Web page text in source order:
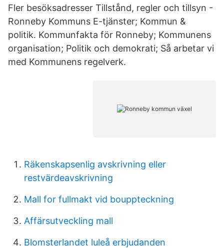
Fler besöksadresser Tillstånd, regler och tillsyn -
Ronneby Kommuns E-tjänster; Kommun &
politik. Kommunfakta för Ronneby; Kommunens
organisation; Politik och demokrati; Så arbetar vi
med Kommunens regelverk.
Räkenskapsenlig avskrivning eller
restvärdeavskrivning
Mall for fullmakt vid bouppteckning
Affärsutveckling mall
Blomsterlandet luleå erbjudanden